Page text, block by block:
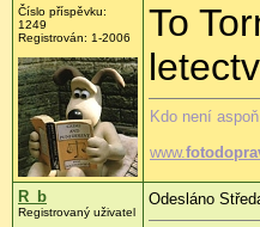
Číslo příspěvku:
1249
Registrován: 1-2006
To
Kdo není
www.
R_b
Registrovaný uživatel
Odesláno